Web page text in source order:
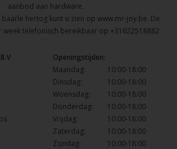
aanbod aan hardware.
hertog kunt u zien op www.mr-joy.be. De
week telefonisch bereikbaar op +31622518882
B.V
Openingstijden:
Maandag:
10:00-18:00
Dinsdag:
10:00-18:00
Woensdag:
10:00-18:00
Donderdag:
10:00-18:00
Vrijdag:
10:00-18:00
Zaterdag:
10:00-18:00
Zondag:
10:00-18:00